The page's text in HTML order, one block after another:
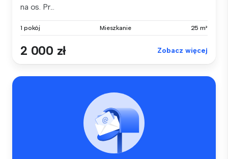
na os. Pr...
1 pokój Mieszkanie 25 m²
2 000 zł Zobacz więcej